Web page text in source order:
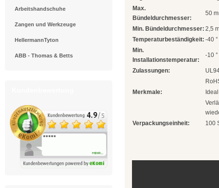
Arbeitshandschuhe
Zangen und Werkzeuge
HellermannTyton
ABB - Thomas & Betts
Max.
Bündeldurchmesser:
50
Min. Bündeldurchmesser: 2,5
Temperaturbeständigkeit: -40
Min.
Installationstemperatur:
-10
Zulassungen:
Merkmale:
Verpackungseinheit:
100